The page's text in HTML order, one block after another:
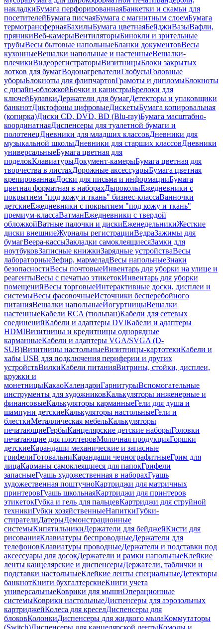
накладкиБумага перфорированнаяБанкетки и скамьи для
посетителейБумага писчаяБумага с магнитным слоемБумага
термотрансфернаяБахилыБумага цветнаяБейджиВазыВафли,
пряникиВеб-камерыВентиляторыБинокли и зрительные
трубыВесы бытовые напольныеБланки документовВесы
кухонныеВешалки напольные и настенныеВешалки-
плечикиВидеорегистраторыВизитницыБлоки закрытых
лотков для бумагВодонагревателиГлобусыГоловные
уборыБлокноты для флипчартовГрамоты и дипломыБлокноты
с дизайн-обложкойБочки и канистрыБрелоки для
ключейБулавкиДержатели для бумагДетекторы и упаковщики
банкнотДиктофоны цифровыеДискетыБумага копировальная
(копирка)Диски CD, DVD, BD (Blu-ray)Бумага масштабно-
координатнаяДиспенсеры для туалетной бумаги и
полотенецДневники для младших классовДневники для
музыкальной школыДневники для старших классовДневники
универсальныеБумага цветная для
поделокКлавиатурыДокумент-камерыБумага цветная для
творчества в листахДорожные аксессуарыБумага цветная
крепированнаяДоски для письма и информацииБумага
цветная форматная в наборахДыроколыЕжедневники с
покрытием "под кожу и ткань" бизнес-классаВанночки
детскиеЕжедневники с покрытием "под кожу и ткань"
премиум-классаВатманЕжедневники с твердой
обложкойВатные палочки и дискиЕженедельникиЖесткие
диски внешниеЖурналы регистрацииВедраЗажимы для
бумагВеера-кассыЗакладки самоклеящиесяЗамки для
ноутбуковЗаписные книжкиЗарядные устройстваВесы
лабораторныеЗефир, мармеладВесы напольныеЗнаки
безопасностиВесы почтовыеИнвентарь для уборки на улице и
реагентыВесы с печатью этикетокИнвентарь для уборки
помещенийВесы торговыеИнтерактивные доски, дисплеи и
системыВесы фасовочныеИсточники бесперебойного
питанияВешалки напольныеЙогуртницыВешалки
настенныеКабели RCA (тюльпан)Кабели для сетевых
соединенийКабели и адаптеры DVIКабели и адаптеры
HDMIВизитницы и кредитницы однорядные
карманныеКабели и адаптеры VGA/SVGA (D-
SUB)Визитницы настольныеВизитницы-картотекиКабели и
хабы USB для подключения периферии и других
устройствВилкиКабели питанияВитрины, стойки, дисплеи,
кружки и
монетницыКакаоКалендариГарнитурыВспомогательные
инструменты для художниковКалькуляторы инженерные и
финансовыеКалькуляторы карманныеГели для душа и
шампуни детскиеКалькуляторы настольныеГели и
блесткиМеталлическая мебельКалькуляторы
печатающиеГербыКанцелярские детские наборыГоловки
печатающие для плоттеровМолочная продукцияГоршки
детскиеКарандаши механические и запасные
грифелиГотовальниКарандаши чернографитныеГрим для
лицаКарманы самоклеящиеся для папокГрифели
запасныеГуашь художественная в наборахГуашь
художественная поштучноКартриджи для матричных
принтеровГуашь школьнаяКартриджи для принтеров
этикетокГубка и гель для пальцевКартриджи для струйной
техникиГубки хозяйственныеНапиткиГубки-
стирателиДатерыДемонстрационные
системыКипятильникиДержатели для бейджейКисти для
рисованияКлавиатуры беспроводныеДержатели для
телефоновКлавиатуры проводныеДержатели и подставки под
аксессуары для досокДержатели и рамки напольныеКлейкие
ленты канцелярские и диспенсерыДержатели, таблички и
подставки настольныеКлейкие ленты специальныеДетекторы
банкнотКниги бухгалтерскиеКниги учета
универсальныеКоврики для мышиОперационные
системыКоврики настольныеДиспенсеры для аэрозольных
картриджейКолеса для креселДиспенсеры для
блоковКолонкиДиспенсеры для жидкого мылаКоммутаторы
(Switch)Диспенсеры для канцелярской лентыКомоды и